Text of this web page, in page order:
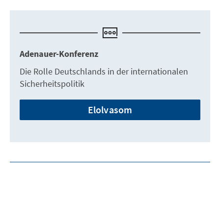
Adenauer-Konferenz
Die Rolle Deutschlands in der internationalen
Sicherheitspolitik
Elolvasom